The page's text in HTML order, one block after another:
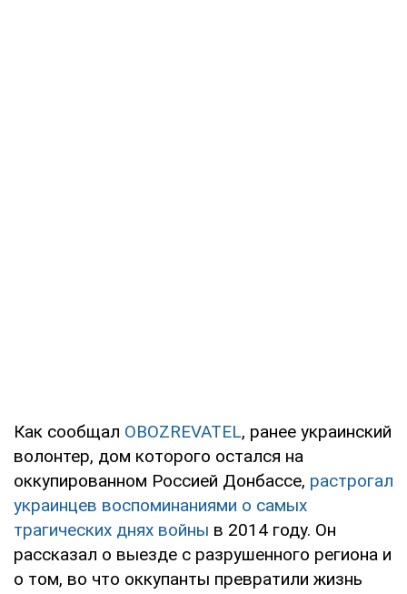
Как сообщал OBOZREVATEL, ранее украинский
волонтер, дом которого остался на
оккупированном Россией Донбассе, растрогал
украинцев воспоминаниями о самых
трагических днях войны в 2014 году. Он
рассказал о выезде с разрушенного региона и
о том, во что оккупанты превратили жизнь